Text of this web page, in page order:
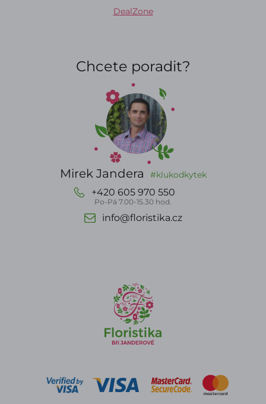
DealZone
Chcete poradit?
Mirek Jandera #klukodkytek
+420 605 970 550
Po-Pá 7.00-15.30 hod.
info@floristika.cz